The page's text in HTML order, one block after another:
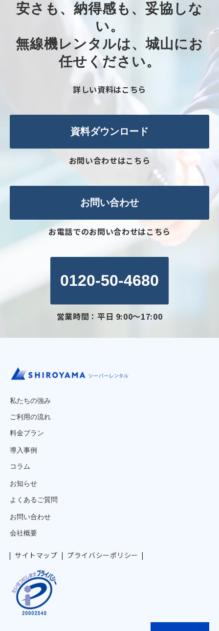
安さも、納得感も、妥協しな
い。​
無線機レンタルは、城山にお
任せください。​
詳しい資料はこちら
資料ダウンロード
お問い合わせはこちら
お問い合わせ
お電話でのお問い合わせはこちら
0120-50-4680
営業時間：平日 9:00～17:00
私たちの強み
ご利用の流れ
料金プラン
導入事例
コラム
お知らせ
よくあるご質問
お問い合わせ
会社概要
サイトマップ プライバシーポリシー